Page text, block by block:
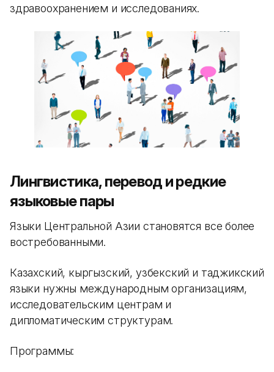
здравоохранением и исследованиях.
Лингвистика, перевод и редкие
языковые пары
Языки Центральной Азии становятся все более
востребованными.
Казахский, кыргызский, узбекский и таджикский
языки нужны международным организациям,
исследовательским центрам и
дипломатическим структурам.
Программы: